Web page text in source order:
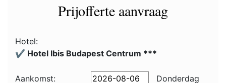
Prijofferte aanvraag
Hotel:
✔️ Hotel Ibis Budapest Centrum ***
Aankomst: Donderdag